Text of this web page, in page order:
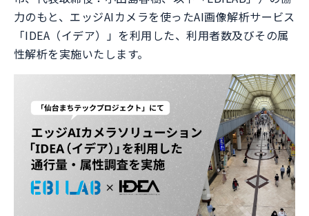
力のもと、エッジAIカメラを使ったAI画像解析サービス
「IDEA（イデア）」を利用した、利用者数及びその属
性解析を実施いたします。